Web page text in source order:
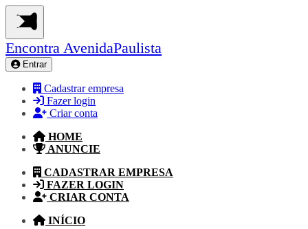
Encontra AvenidaPaulista
Entrar
Cadastrar empresa
Fazer login
Criar conta
HOME
ANUNCIE
CADASTRAR EMPRESA
FAZER LOGIN
CRIAR CONTA
INÍCIO